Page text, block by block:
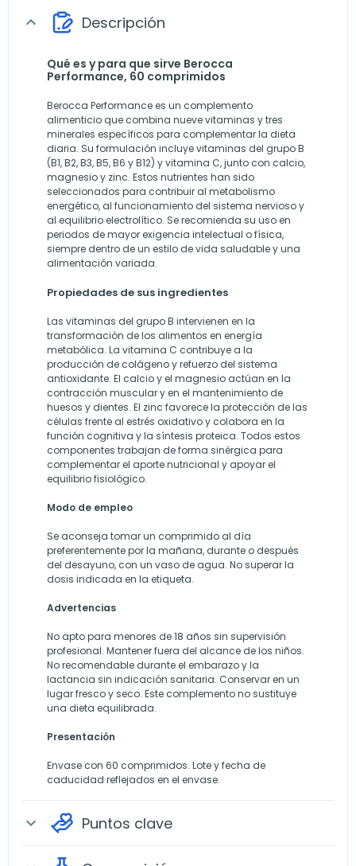
expand_more Descripción
Qué es y para que sirve Berocca
Performance, 60 comprimidos
Berocca Performance es un complemento
alimenticio que combina nueve vitaminas y tres
minerales específicos para complementar la dieta
diaria. Su formulación incluye vitaminas del grupo B
(B1, B2, B3, B5, B6 y B12) y vitamina C, junto con calcio,
magnesio y zinc. Estos nutrientes han sido
seleccionados para contribuir al metabolismo
energético, al funcionamiento del sistema nervioso y
al equilibrio electrolítico. Se recomienda su uso en
periodos de mayor exigencia intelectual o física,
siempre dentro de un estilo de vida saludable y una
alimentación variada.
Propiedades de sus ingredientes
Las vitaminas del grupo B intervienen en la
transformación de los alimentos en energía
metabólica. La vitamina C contribuye a la
producción de colágeno y refuerzo del sistema
antioxidante. El calcio y el magnesio actúan en la
contracción muscular y en el mantenimiento de
huesos y dientes. El zinc favorece la protección de las
células frente al estrés oxidativo y colabora en la
función cognitiva y la síntesis proteica. Todos estos
componentes trabajan de forma sinérgica para
complementar el aporte nutricional y apoyar el
equilibrio fisiológico.
Modo de empleo
Se aconseja tomar un comprimido al día
preferentemente por la mañana, durante o después
del desayuno, con un vaso de agua. No superar la
dosis indicada en la etiqueta.
Advertencias
No apto para menores de 18 años sin supervisión
profesional. Mantener fuera del alcance de los niños.
No recomendable durante el embarazo y la
lactancia sin indicación sanitaria. Conservar en un
lugar fresco y seco. Este complemento no sustituye
una dieta equilibrada.
Presentación
Envase con 60 comprimidos. Lote y fecha de
caducidad reflejados en el envase.
expand_more Puntos clave